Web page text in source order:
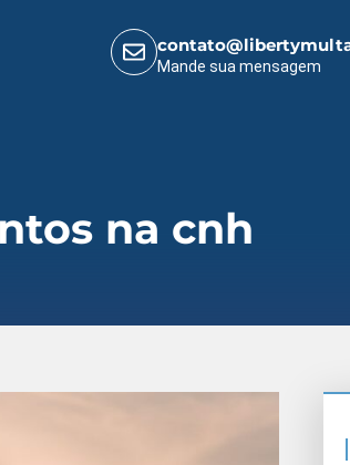
Mande sua mensagem
na cnh